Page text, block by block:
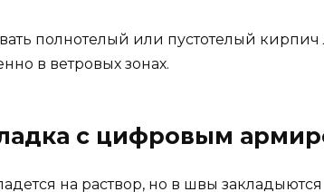
полнотелый или пустотелый
в ветровых зонах.
с цифровым
на раствор, но в швы